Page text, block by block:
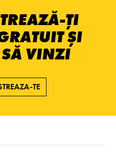
ȚI
ȘI
SĂ VINZI
TE